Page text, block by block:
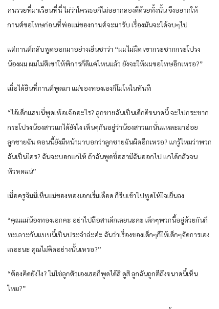
คนรวยที่มาเรียนที่นี่ ไม่ว่าใครเธอก็ไม่อยากลองดีด้วยทั้งนั้น จึงอยากให้
กานต์ขอโทษก่อนที่พ่อแม่ของกานต์จะมารับ เรื่องมันจะได้จบๆไป
แต่กานต์กลับพูดออกมาอย่างเย็นชาว่า “ผมไม่ผิด เขากระชากกระโปรง
น้องผม ผมไม่ตีเขาให้พิการก็ดีแค่ไหนแล้ว ยังจะให้ผมขอโทษอีกเหรอ?”
เมื่อได้ยินที่กานต์พูดมา แม่ของทองเองก็โมโหในทันที
“ไอ้เด็กแสบนี่พูดเพ้อเจ้ออะไร? ลูกชายฉันเป็นเด็กดีขนาดนี้ จะไปกระชาก
กระโปรงน้องสาวแกได้ยังไง เห็นๆกันอยู่ว่าน้องสาวแกนั่นแหละมาอ่อย
ลูกชายฉัน ตอนนี้ยังมีหน้ามาบอกว่าลูกชายฉันผิดอีกเหรอ? แกรู้ไหมว่าพวก
ฉันเป็นใคร? ฉันจะบอกแกให้ ถ้าฉันพูดชื่อสามีฉันออกไป แกได้กลัวจน
หัวหดแน่”
เมื่อครูจิมมี่เห็นแม่ของทองเอกเริ่มเดือด ก็รีบเข้าไปพูดให้ใจเย็นลง
“คุณแม่น้องทองเอกคะ อย่าไปถือสาเด็กเลยนะคะ เด็กๆพวกนี้อยู่ด้วยกันก็
ทะเลาะกันแบบนี้เป็นประจำล่ะค่ะ ฉันว่าเรื่องของเด็กๆก็ให้เด็กๆจัดการเอง
เถอะนะ คุณไม่คิดอย่างนั้นเหรอ?”
“ต้องคิดยังไง? ไม่ใช่ลูกตัวเองเธอก็พูดได้สิ ดูสิ ลูกฉันถูกตีถึงขนาดนี้เห็น
ไหม?”